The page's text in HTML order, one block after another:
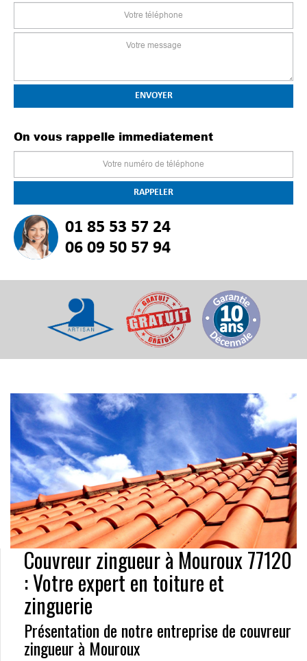
On vous rappelle immediatement
01 85 53 57 24
06 09 50 57 94
Couvreur zingueur à Mouroux 77120
: Votre expert en toiture et
zinguerie
Présentation de notre entreprise de couvreur
zingueur à Mouroux